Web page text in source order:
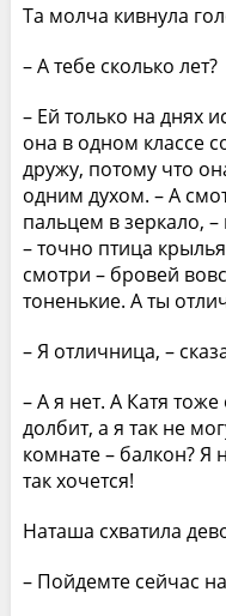
Та молча кивнула
– А тебе сколько лет?
– Ей только на днях
она в одном классе
дружу, потому что
одним духом. – А
пальцем в зеркало,
– точно птица
смотри – бровей
тоненькие. А ты
– Я отличница, –
– А я нет. А Катя
долбит, а я так не
комнате – балкон? Я
так хочется!
Наташа схватила
– Пойдемте сейчас